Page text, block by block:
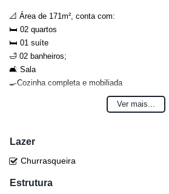
📐 Área de 171m², conta com:
🛏 02 quartos
🛏 01 suíte
🛁 02 banheiros;
🛋 Sala
🍳Cozinha completa e mobiliada
🚗 Garagem para dois carros
📍Com uma localização privilegiada,
espaçosa, essa residência é o lugar ideal
Ver mais...
Lazer
Churrasqueira
Estrutura